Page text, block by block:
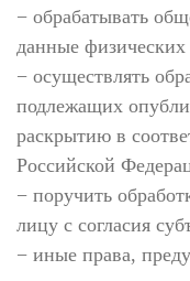
− обрабатывать
данные
− осуществлять
подлежащих
раскрытию в
Российской
− поручить
лицу с согласия
− иные права,